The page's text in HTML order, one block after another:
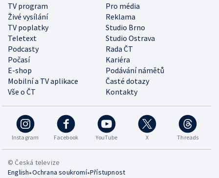
TV program
Pro média
Živé vysílání
Reklama
TV poplatky
Studio Brno
Teletext
Studio Ostrava
Podcasty
Rada ČT
Počasí
Kariéra
E-shop
Podávání námětů
Mobilní a TV aplikace
Časté dotazy
Vše o ČT
Kontakty
Instagram Facebook YouTube X Threads
© Česká televize
English•Ochrana soukromí•Přístupnost